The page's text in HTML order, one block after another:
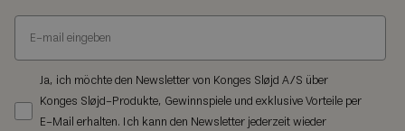
effektiv auf und bewahrt die Kleidung deines Babys vor Sabber,
Verschüttetem und Essensflecken. Die weichen Ränder des
Lätzchens sind so gestaltet, dass sie nicht kratzen oder die
empfindliche Haut deines Babys reizen.
Für Eltern zählt die Praktikabilität. Viele unserer Baby-Lätzchen
Ja, ich möchte den Newsletter von Konges Sløjd A/S über
Konges Sløjd-Produkte, Gewinnspiele und exklusive Vorteile per
E-Mail erhalten. Ich kann den Newsletter jederzeit wieder